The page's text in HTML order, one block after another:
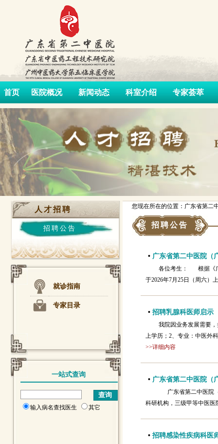
首页 医院概况 新闻动态 科室介绍 专家荟萃
人才招聘
招聘公告
就诊指南
专家目录
一站式查询
输入病名查找医生 其它
您现在所在的位置：广东省第二
招聘公告
• 广东省第二中医院（
各位考生： 根据《广
于2026年7月25日（周六
• 招聘乳腺科医师启示
我院因业务发展需要
上学历；2、专业：中医外
>>详细内容
• 广东省第二中医院（
广东省第二中医院（
科研机构，三级甲等中医
• 招聘感染性疾病科医